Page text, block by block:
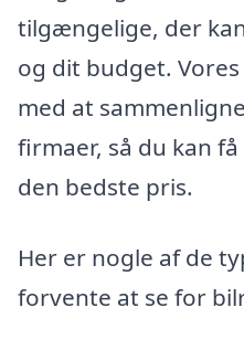
tilgængelige, der
og dit budget.
med at
firmaer, så du kan
den bedste pris.
Her er nogle af de
forvente at se for